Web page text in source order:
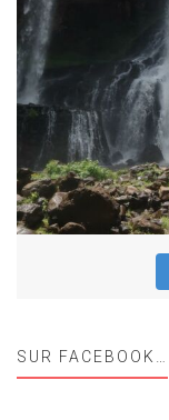
SUR FACEBOOK…